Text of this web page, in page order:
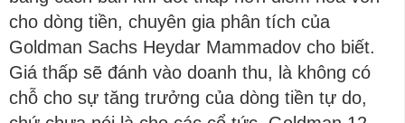
cho dòng tiền, chuyên gia phân tích của
Goldman Sachs Heydar Mammadov cho biết.
Giá thấp sẽ đánh vào doanh thu, là không có
chỗ cho sự tăng trưởng của dòng tiền tự do,